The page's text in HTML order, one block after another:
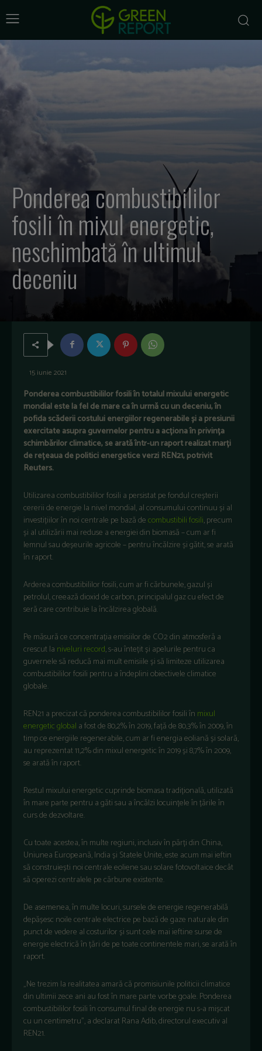
Ponderea combustibililor
fosili în mixul energetic,
neschimbată în ultimul
deceniu
15 iunie 2021
Ponderea combustibililor fosili în totalul mixului energetic
mondial este la fel de mare ca în urmă cu un deceniu, în
pofida scăderii costului energiilor regenerabile și a presiunii
exercitate asupra guvernelor pentru a acționa în privința
schimbărilor climatice, se arată într-un raport realizat marți
de rețeaua de politici energetice verzi REN21, potrivit
Reuters.
Utilizarea combustibililor fosili a persistat pe fondul creșterii
cererii de energie la nivel mondial, al consumului continuu și al
investițiilor în noi centrale pe bază decombustibili fosili, precum
și al utilizării mai reduse a energiei din biomasă – cum ar fi
lemnul sau deșeurile agricole – pentru încălzire și gătit, se arată
în raport.
Arderea combustibililor fosili, cum ar fi cărbunele, gazul și
petrolul, creează dioxid de carbon, principalul gaz cu efect de
seră care contribuie la încălzirea globală.
Pe măsură ce concentrația emisiilor de CO2 din atmosferă a
crescut la niveluri record, s-au întețit și apelurile pentru ca
guvernele să reducă mai mult emisiile și să limiteze utilizarea
combustibililor fosili pentru a îndeplini obiectivele climatice
globale.
REN21 a precizat că ponderea combustibililor fosili în mixul
energetic global a fost de 80,2% în 2019, față de 80,3% în 2009, în
timp ce energiile regenerabile, cum ar fi energia eoliană și solară,
au reprezentat 11,2% din mixul energetic în 2019 și 8,7% în 2009,
se arată în raport.
Restul mixului energetic cuprinde biomasa tradițională, utilizată
în mare parte pentru a găti sau a încălzi locuințele în țările în
curs de dezvoltare.
Cu toate acestea, în multe regiuni, inclusiv în părți din China,
Uniunea Europeană, India și Statele Unite, este acum mai ieftin
să construiești noi centrale eoliene sau solare fotovoltaice decât
să operezi centralele pe cărbune existente.
De asemenea, în multe locuri, sursele de energie regenerabilă
depășesc noile centrale electrice pe bază de gaze naturale din
punct de vedere al costurilor și sunt cele mai ieftine surse de
energie electrică în țări de pe toate continentele mari, se arată în
raport.
„Ne trezim la realitatea amară că promisiunile politicii climatice
din ultimii zece ani au fost în mare parte vorbe goale. Ponderea
combustibililor fosili în consumul final de energie nu s-a mișcat
cu un centimetru”, a declarat Rana Adib, directorul executiv al
REN21.